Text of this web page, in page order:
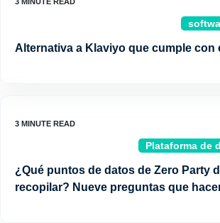
Alternativa a Klaviyo que cumple con
Plataforma de
¿Qué puntos de datos de Zero Party
recopilar? Nueve preguntas que